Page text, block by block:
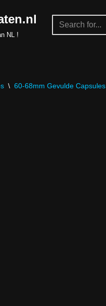
NL !
\ 60-68mm Gevulde Capsules